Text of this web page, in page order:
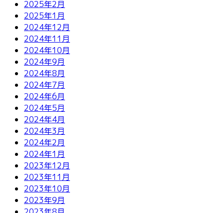
2025年2月
2025年1月
2024年12月
2024年11月
2024年10月
2024年9月
2024年8月
2024年7月
2024年6月
2024年5月
2024年4月
2024年3月
2024年2月
2024年1月
2023年12月
2023年11月
2023年10月
2023年9月